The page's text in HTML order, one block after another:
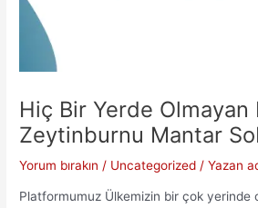
Hiç Bir Yerde
Zeytinburnu Mantar
Yorum bırakın / Uncategorized / Yazan
Platformumuz Ülkemizin bir çok yerinde